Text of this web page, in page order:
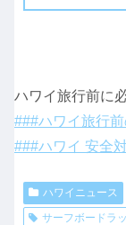
ハワイ旅行前に
###ハワイ旅行
###ハワイ 安全
ハワイニュース
サーフボードラ